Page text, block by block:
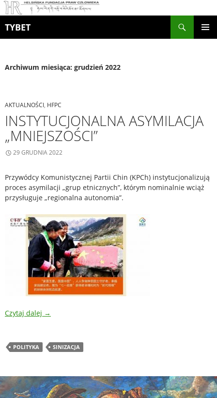
TYBET
Archiwum miesiąca: grudzień 2022
AKTUALNOŚCI, HFPC
INSTYTUCJONALNA ASYMILACJA
„MNIEJSZOŚCI”
29 GRUDNIA 2022
Przywódcy Komunistycznej Partii Chin (KPCh) instytucjonalizują
proces asymilacji „grup etnicznych”, którym nominalnie wciąż
przysługuje „regionalna autonomia”.
Czytaj dalej →
POLITYKA SINIZACJA